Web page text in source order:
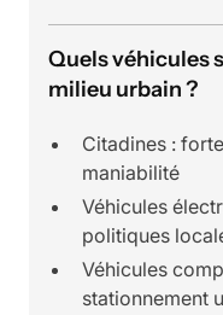
Quels véhicules
milieu urbain ?
Citadines :
maniabilité
Véhicules
politiques
Véhicules
stationnement